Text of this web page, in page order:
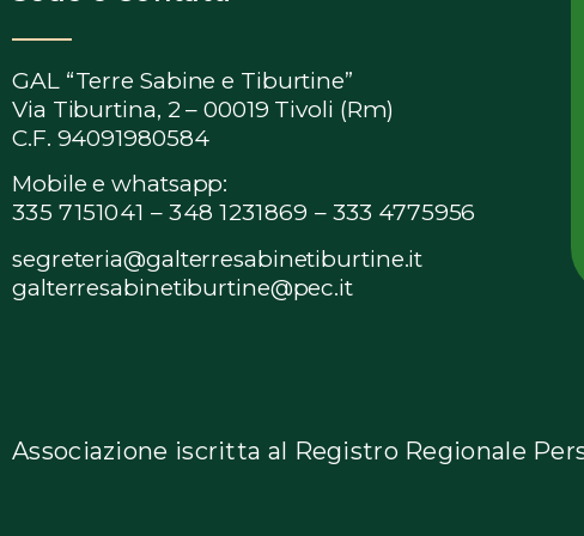
GAL “Terre Sabine e Tiburtine”
Via Tiburtina, 2 – 00019 Tivoli (Rm)
C.F. 94091980584
Mobile e whatsapp:
335 7151041 – 348 1231869 –333 4775956
segreteria@galterresabinetiburtine.it
galterresabinetiburtine@pec.it
Associazione iscritta al Registro Regionale